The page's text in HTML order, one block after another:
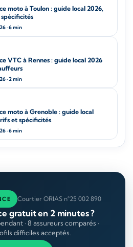
moto à Toulon : guide local 2026,
· 6 min
VTC à Rennes : guide local 2026
· 2 min
moto à Grenoble : guide local
et spécificités
· 6 min
Courtier ORIAS n°25 002 890
gratuit en 2 minutes ?
· 8 assureurs comparés ·
difficiles acceptés.